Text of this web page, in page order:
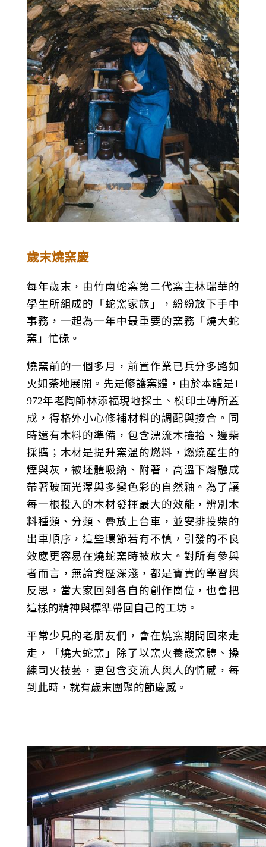
歲末燒窯慶
每年歲末，由竹南蛇窯第二代窯主林瑞華的
學生所組成的「蛇窯家族」，紛紛放下手中
事務，一起為一年中最重要的窯務「燒大蛇
窯」忙碌。
燒窯前的一個多月，前置作業已兵分多路如
火如荼地展開。先是修護窯體，由於本體是1
972年老陶師林添福現地採土、模印土磚所蓋
成，得格外小心修補材料的調配與接合。同
時還有木料的準備，包含漂流木撿拾、邊柴
採購；木材是提升窯溫的燃料，燃燒產生的
煙與灰，被坯體吸納、附著，高溫下熔融成
帶著玻面光澤與多變色彩的自然釉。為了讓
每一根投入的木材發揮最大的效能，辨別木
料種類、分類、疊放上台車，並安排投柴的
出車順序，這些環節若有不慎，引發的不良
效應更容易在燒蛇窯時被放大。對所有參與
者而言，無論資歷深淺，都是寶貴的學習與
反思，當大家回到各自的創作崗位，也會把
這樣的精神與標準帶回自己的工坊。
平常少見的老朋友們，會在燒窯期間回來走
走，「燒大蛇窯」除了以窯火養護窯體、操
練司火技藝，更包含交流人與人的情感，每
到此時，就有歲末團聚的節慶感。